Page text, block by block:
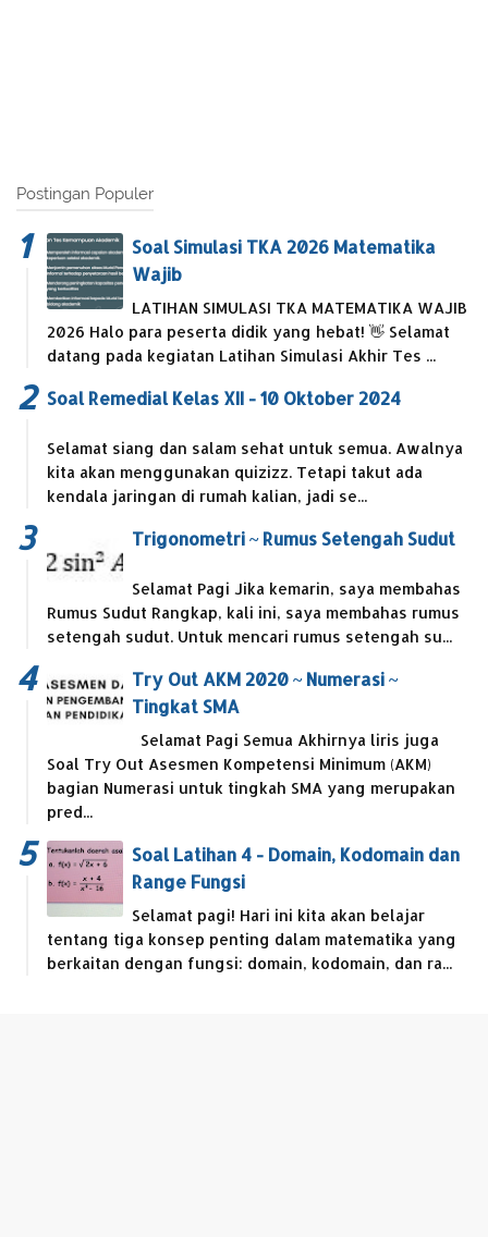
Postingan Populer
Soal Simulasi TKA 2026 Matematika
Wajib
LATIHAN SIMULASI TKA MATEMATIKA WAJIB
2026 Halo para peserta didik yang hebat! 👋 Selamat
datang pada kegiatan Latihan Simulasi Akhir Tes ...
Soal Remedial Kelas XII - 10 Oktober 2024
Selamat siang dan salam sehat untuk semua. Awalnya
kita akan menggunakan quizizz. Tetapi takut ada
kendala jaringan di rumah kalian, jadi se...
Trigonometri ~ Rumus Setengah Sudut
Selamat Pagi Jika kemarin, saya membahas
Rumus Sudut Rangkap, kali ini, saya membahas rumus
setengah sudut. Untuk mencari rumus setengah su...
Try Out AKM 2020 ~ Numerasi ~
Tingkat SMA
Selamat Pagi Semua Akhirnya liris juga
Soal Try Out Asesmen Kompetensi Minimum (AKM)
bagian Numerasi untuk tingkah SMA yang merupakan
pred...
Soal Latihan 4 - Domain, Kodomain dan
Range Fungsi
Selamat pagi! Hari ini kita akan belajar
tentang tiga konsep penting dalam matematika yang
berkaitan dengan fungsi: domain, kodomain, dan ra...